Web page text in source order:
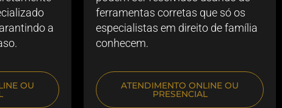
a
OU
ferramentas corretas que só os
especialistas em direito de família
conhecem.
ATENDIMENTO ONLINE OU
PRESENCIAL